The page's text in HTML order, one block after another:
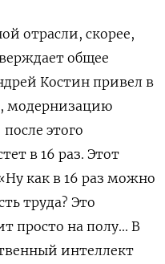
отрасли, скорее,
общее
Костин привел в
модернизацию
этого
в 16 раз. Этот
как в 16 раз можно
труда? Это
просто на полу... В
интеллект